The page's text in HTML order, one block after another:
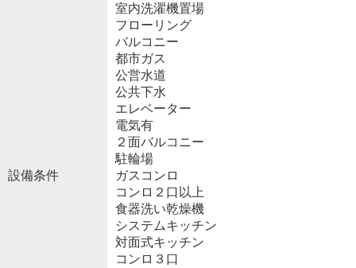
設備条件
室内洗濯機置場
フローリング
バルコニー
都市ガス
公営水道
公共下水
エレベーター
電気有
２面バルコニー
駐輪場
ガスコンロ
コンロ２口以上
食器洗い乾燥機
システムキッチン
対面式キッチン
コンロ３口